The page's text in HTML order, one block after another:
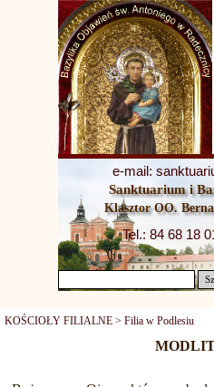
Tel.: 84 68 18
e-mail:
Sanktuarium i
Klasztor OO.
KOŚCIOŁY FILIALNE > Filia w Podlesiu